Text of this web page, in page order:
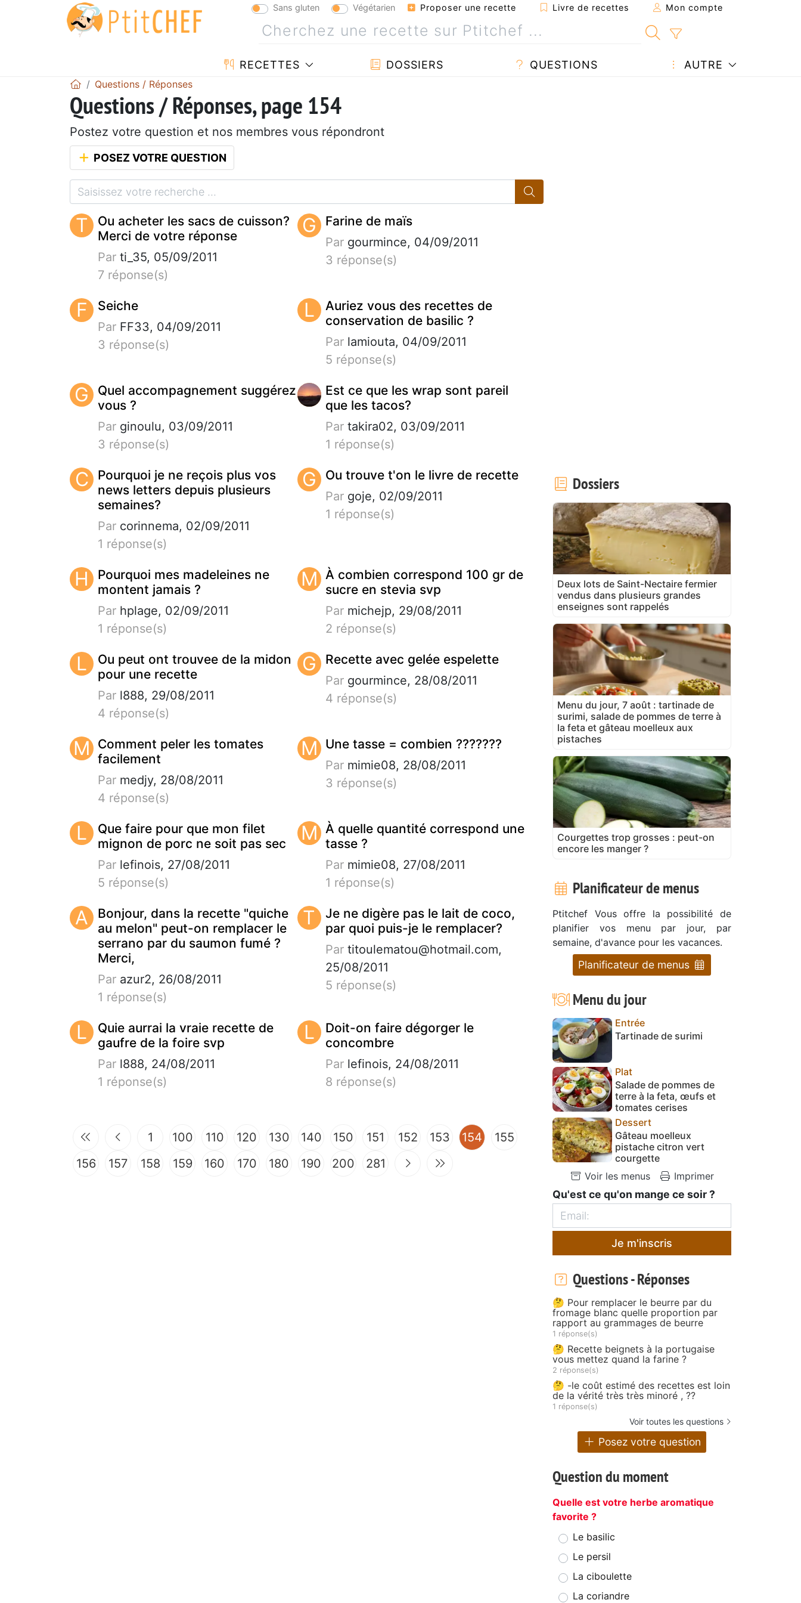
Sans gluten Végétarien Proposer une recette Livre de recettes Mon compte
RECETTES DOSSIERS QUESTIONS AUTRE
Questions / Réponses
Questions / Réponses, page 154
Postez votre question et nos membres vous répondront
POSEZ VOTRE QUESTION
T
Ou acheter les sacs de cuisson?
Merci de votre réponse
Par ti_35, 05/09/2011
7 réponse(s)
G Farine de maïs
Pargourmince, 04/09/2011
3 réponse(s)
F Seiche
Par FF33, 04/09/2011
3 réponse(s)
L
Auriez vous des recettes de
conservation de basilic ?
Parlamiouta, 04/09/2011
5 réponse(s)
G
Quel accompagnement suggérez
vous ?
Par ginoulu, 03/09/2011
3 réponse(s)
Est ce que les wrap sont pareil
que les tacos?
Partakira02, 03/09/2011
1 réponse(s)
C
Pourquoi je ne reçois plus vos
news letters depuis plusieurs
semaines?
Par corinnema, 02/09/2011
1 réponse(s)
G Ou trouve t'on le livre de recette
Pargoje, 02/09/2011
1 réponse(s)
H
Pourquoi mes madeleines ne
montent jamais ?
Par hplage, 02/09/2011
1 réponse(s)
M À combien correspond 100 gr de
sucre en stevia svp
Parmichejp, 29/08/2011
2 réponse(s)
L
Ou peut ont trouvee de la midon
pour une recette
Par l888, 29/08/2011
4 réponse(s)
G Recette avec gelée espelette
Pargourmince, 28/08/2011
4 réponse(s)
M Comment peler les tomates
facilement
Par medjy, 28/08/2011
4 réponse(s)
M Une tasse = combien ???????
Parmimie08, 28/08/2011
3 réponse(s)
L
Que faire pour que mon filet
mignon de porc ne soit pas sec
Par lefinois, 27/08/2011
5 réponse(s)
M À quelle quantité correspond une
tasse ?
Parmimie08, 27/08/2011
1 réponse(s)
A
Bonjour, dans la recette "quiche
au melon" peut-on remplacer le
serrano par du saumon fumé ?
Merci,
Par azur2, 26/08/2011
1 réponse(s)
T
Je ne digère pas le lait de coco,
par quoi puis-je le remplacer?
Par titoulematou@hotmail.com,
25/08/2011
5 réponse(s)
L
Quie aurrai la vraie recette de
gaufre de la foire svp
Par l888, 24/08/2011
1 réponse(s)
L
Doit-on faire dégorger le
concombre
Parlefinois, 24/08/2011
8 réponse(s)
1 100 110 120 130 140 150 151 152 153 154(current)
155
156
157 158 159 160 170 180 190 200 281
Dossiers
Deux lots de Saint-Nectaire fermier
vendus dans plusieurs grandes
enseignes sont rappelés
Menu du jour, 7 août : tartinade de
surimi, salade de pommes de terre à
la feta et gâteau moelleux aux
pistaches
Courgettes trop grosses : peut-on
encore les manger ?
Planificateur de menus
Ptitchef Vous offre la possibilité de
planifier vos menu par jour, par
semaine, d'avance pour les vacances.
Planificateur de menus
Menu du jour
Entrée
Tartinade de surimi
Plat
Salade de pommes de
terre à la feta, œufs et
tomates cerises
Dessert
Gâteau moelleux
pistache citron vert
courgette
Voir les menus
Imprimer
Qu'est ce qu'on mange ce soir ?
Je m'inscris
Questions - Réponses
🤔 Pour remplacer le beurre par du
fromage blanc quelle proportion par
rapport au grammages de beurre
1 réponse(s)
🤔 Recette beignets à la portugaise
vous mettez quand la farine ?
2 réponse(s)
🤔 -le coût estimé des recettes est loin
de la vérité très très minoré , ??
1 réponse(s)
Voir toutes les questions
Posez votre question
Question du moment
Quelle est votre herbe aromatique
favorite ?
Le basilic
Le persil
La ciboulette
La coriandre